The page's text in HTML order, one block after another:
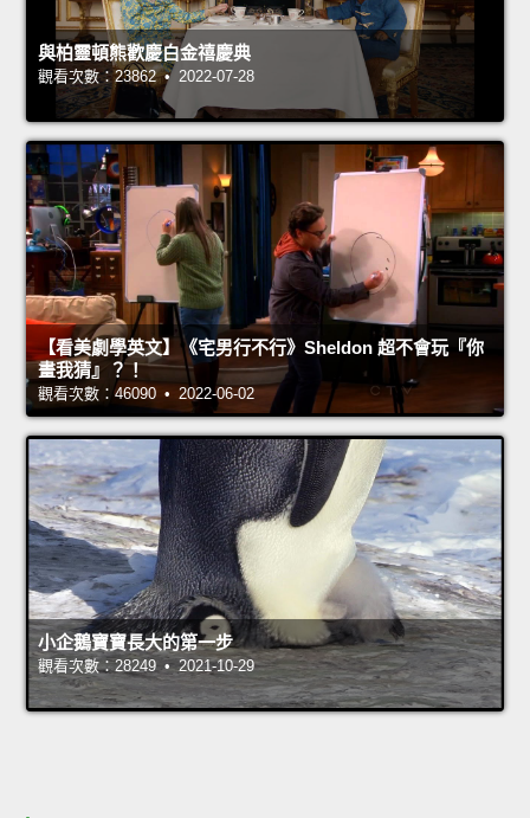
與柏靈頓熊歡慶白金禧慶典
觀看次數：23862 • 2022-07-28
【看美劇學英文】《宅男行不行》Sheldon 超不會玩『你
畫我猜』？！
觀看次數：46090 • 2022-06-02
小企鵝寶寶長大的第一步
觀看次數：28249 • 2021-10-29